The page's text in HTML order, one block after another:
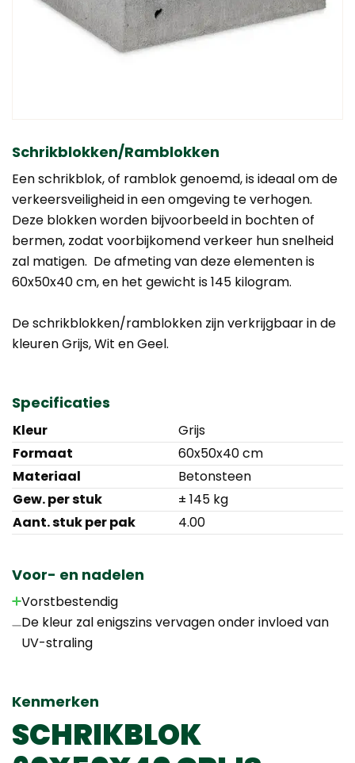
Schrikblokken/Ramblokken
Een schrikblok, of ramblok genoemd, is ideaal om de
verkeersveiligheid in een omgeving te verhogen.
Deze blokken worden bijvoorbeeld in bochten of
bermen, zodat voorbijkomend verkeer hun snelheid
zal matigen. De afmeting van deze elementen is
60x50x40 cm, en het gewicht is 145 kilogram.
De schrikblokken/ramblokken zijn verkrijgbaar in de
kleuren Grijs, Wit en Geel.
Specificaties
Kleur
Grijs
Formaat
60x50x40 cm
Materiaal
Betonsteen
Gew. per stuk
± 145 kg
Aant. stuk per pak
4.00
Voor- en nadelen
Vorstbestendig
De kleur zal enigszins vervagen onder invloed van
UV-straling
Kenmerken
SCHRIKBLOK